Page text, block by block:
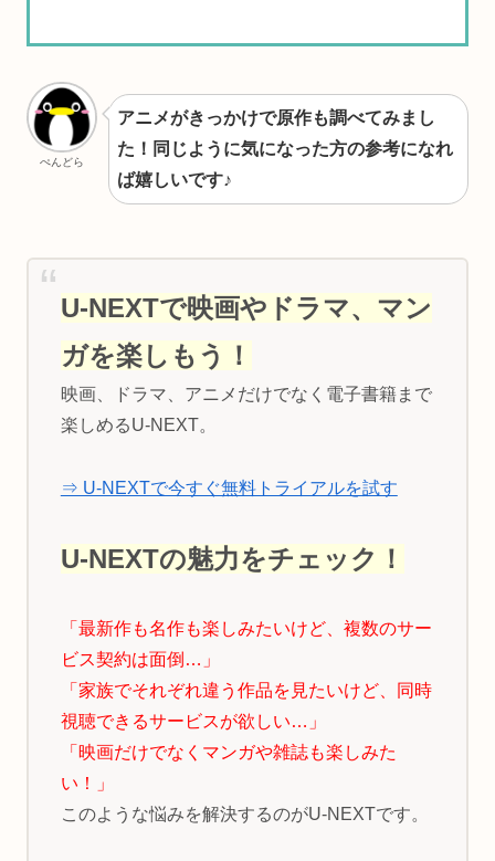
ぺんどら
アニメがきっかけで原作も調べてみまし
た！同じように気になった方の参考になれ
ば嬉しいです♪
U-NEXTで映画やドラマ、マン
ガを楽しもう！
映画、ドラマ、アニメだけでなく電子書籍まで
楽しめるU-NEXT。
⇒ U-NEXTで今すぐ無料トライアルを試す
U-NEXTの魅力をチェック！
「最新作も名作も楽しみたいけど、複数のサー
ビス契約は面倒…」
「家族でそれぞれ違う作品を見たいけど、同時
視聴できるサービスが欲しい…」
「映画だけでなくマンガや雑誌も楽しみた
い！」
このような悩みを解決するのがU-NEXTです。